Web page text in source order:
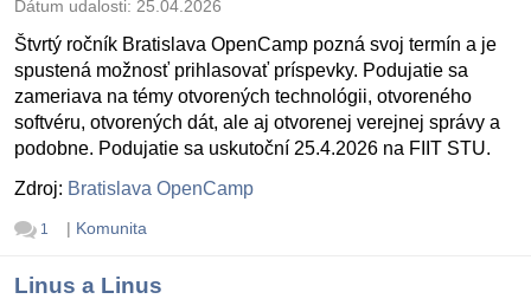
Dátum udalosti: 25.04.2026
Štvrtý ročník Bratislava OpenCamp pozná svoj termín a je
spustená možnosť prihlasovať príspevky. Podujatie sa
zameriava na témy otvorených technológii, otvoreného
softvéru, otvorených dát, ale aj otvorenej verejnej správy a
podobne. Podujatie sa uskutoční 25.4.2026 na FIIT STU.
Zdroj: Bratislava OpenCamp
1 | Komunita
Linus a Linus